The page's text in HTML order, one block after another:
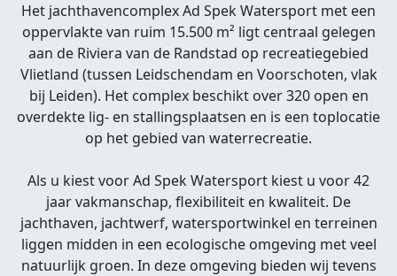
Het jachthavencomplex Ad Spek Watersport met een
oppervlakte van ruim 15.500 m² ligt centraal gelegen
aan de Riviera van de Randstad op recreatiegebied
Vlietland (tussen Leidschendam en Voorschoten, vlak
bij Leiden). Het complex beschikt over 320 open en
overdekte lig- en stallingsplaatsen en is een toplocatie
op het gebied van waterrecreatie.
Als u kiest voor Ad Spek Watersport kiest u voor 42
jaar vakmanschap, flexibiliteit en kwaliteit. De
jachthaven, jachtwerf, watersportwinkel en terreinen
liggen midden in een ecologische omgeving met veel
natuurlijk groen. In deze omgeving bieden wij tevens